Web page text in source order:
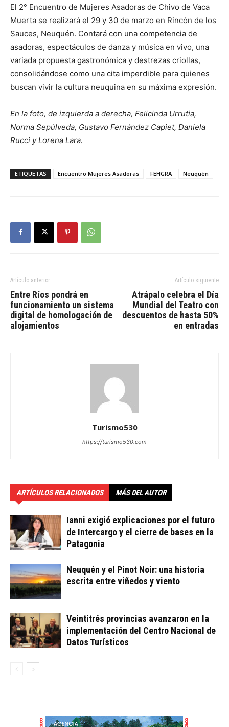
El 2° Encuentro de Mujeres Asadoras de Chivo de Vaca
Muerta se realizará el 29 y 30 de marzo en Rincón de los
Sauces, Neuquén. Contará con una competencia de
asadoras, espectáculos de danza y música en vivo, una
variada propuesta gastronómica y destrezas criollas,
consolidándose como una cita imperdible para quienes
buscan vivir la cultura neuquina en su máxima expresión.
En la foto, de izquierda a derecha, Felicinda Urrutia,
Norma Sepúlveda, Gustavo Fernández Capiet, Daniela
Rucci y Lorena Lara.
ETIQUETAS Encuentro Mujeres Asadoras FEHGRA Neuquén
Artículo anterior
Entre Ríos pondrá en
funcionamiento un sistema
digital de homologación de
alojamientos
Artículo siguiente
Atrápalo celebra el Día
Mundial del Teatro con
descuentos de hasta 50%
en entradas
Turismo530
https://turismo530.com
ARTÍCULOS RELACIONADOS MÁS DEL AUTOR
Ianni exigió explicaciones por el futuro
de Intercargo y el cierre de bases en la
Patagonia
Neuquén y el Pinot Noir: una historia
escrita entre viñedos y viento
Veintitrés provincias avanzaron en la
implementación del Centro Nacional de
Datos Turísticos